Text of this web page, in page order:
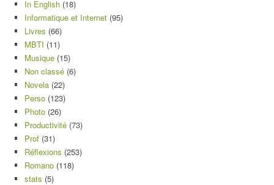
In English (18)
Informatique et Internet (95)
Livres (66)
MBTI (11)
Musique (15)
Non classé (6)
Novela (22)
Perso (123)
Photo (26)
Productivité (73)
Prof (31)
Réflexions (253)
Romano (118)
stats (5)